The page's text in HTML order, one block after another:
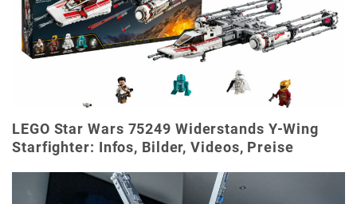
LEGO Star Wars 75249 Widerstands Y-Wing
Starfighter: Infos, Bilder, Videos, Preise